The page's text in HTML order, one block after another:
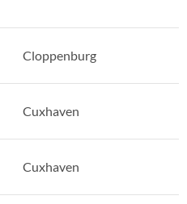
Cloppenburg
Cuxhaven
Cuxhaven